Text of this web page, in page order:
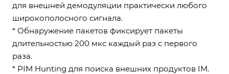
для внешней демодуляции практически любого
широкополосного сигнала.
* Обнаружение пакетов фиксирует пакеты
длительностью 200 мкс каждый раз с первого
раза.
* PIM Hunting для поиска внешних продуктов IM.